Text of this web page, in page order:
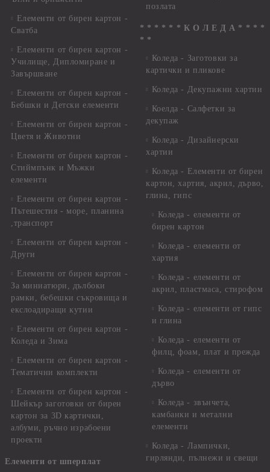
Елементи от бирен картон -
Сватба
Елементи от бирен картон -
Училище, Дипломиране и
Завършване
Елементи от бирен картон -
Бебшки и Детски елементи
Елементи от бирен картон -
Цветя и Животни
Елементи от бирен картон -
Стиймпънк и Мъжки
елементи
Елементи от бирен картон -
Пътешестия - море, планина
,транспорт
Елементи от бирен картон -
Други
Елементи от бирен картон -
За миниатюри, дълбоки
рамки, бебешки съкровища и
екслоадиращи кутии
Елементи от бирен картон -
Коледа и Зима
Елементи от бирен картон -
Тематични комплекти
Елементи от бирен картон -
Шейкър заготовки от бирен
картон за 3D картички,
албуми, ръчно израбоени
проекти
Елементи от шперплат
позлата
* * * * * * К О Л Е Д А * * * *
* *
Коледа - Заготовки за
картички и пликове
Коледа - Декупажни хартии
Коелда - Салфетки за
декупаж
Коледа - Дизайнерски
хартии
Коледа - Eлементи от бирен
картон, хартия, акрил, дърво,
глина, гипс
Коледа - елементи от
бирен картон
Коледа - елементи от
хартия
Коледа - елементи от
акрил, пластмаса, стирофом
Коледа - елементи от гипс
и глина
Коледа - елементи от
филц, фоам, плат и прежда
Коледа - елементи от
дърво
Коледа - звънчета,
камбанки и метални
елементи
Коледа - Лампички,
гирлянди, пълнежи и свещи